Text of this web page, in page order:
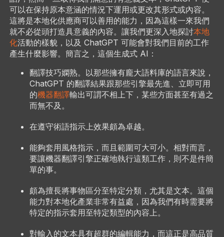
可以在保持原本意涵的情況下運用或更改其形式或內容。
這將是本地化供應商可以善用的能力，因為這樣一來我們
就不必從頭打造具意義的內容。讓我們更深入地探討本地
化活動的樣貌，以及 ChatGPT 可能會對我們目前的工作
產生什麼影響。簡言之，這個生成式 AI：
翻譯技巧嫻熟。以那些擁有龐大語料庫的語言來說，
ChatGPT 的翻譯結果跟那些引擎最先進、立即可用
的機器翻譯輸出可謂不相上下，某些方面甚至有過之
而無不及。
在遵守術語指示上效果頗為卓越。
能夠套用風格指示，而且範圍可大可小。相對而言，
要讓機器翻譯引擎正確地執行這類工作，則不是件簡
單的事。
頗為擅長將事物區分至特定分類，尤其是文本。這個
能力對本地化產業非常有益處，因為我們有時需要將
特定的指示套用至特定類型的內容上。
對輸入的文本具有超群的編輯能力，而這正是高品質